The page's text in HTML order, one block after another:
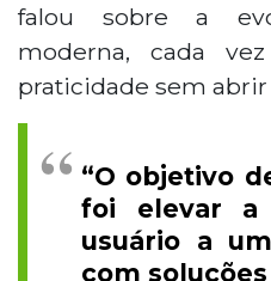
falou sobre a
moderna, cada
praticidade sem
“O objetivo
foi elevar a
usuário a
com